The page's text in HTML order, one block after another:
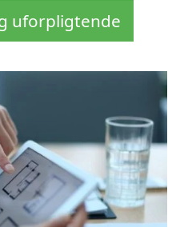
uforpligtende